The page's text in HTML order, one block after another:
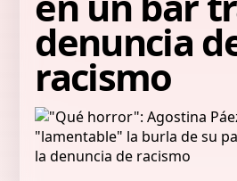
denuncia
racismo